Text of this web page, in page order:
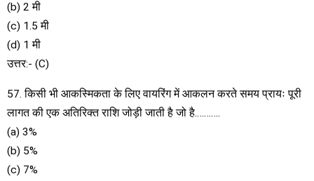
(b) 2 मी
(c) 1.5 मी
(d) 1 मी
उत्तर:- (C)
57. किसी भी आकस्मिकता के लिए वायरिंग में आकलन करते समय प्रायः पूरी
लागत की एक अतिरिक्त राशि जोड़ी जाती है जो है………..
(a) 3%
(b) 5%
(c) 7%